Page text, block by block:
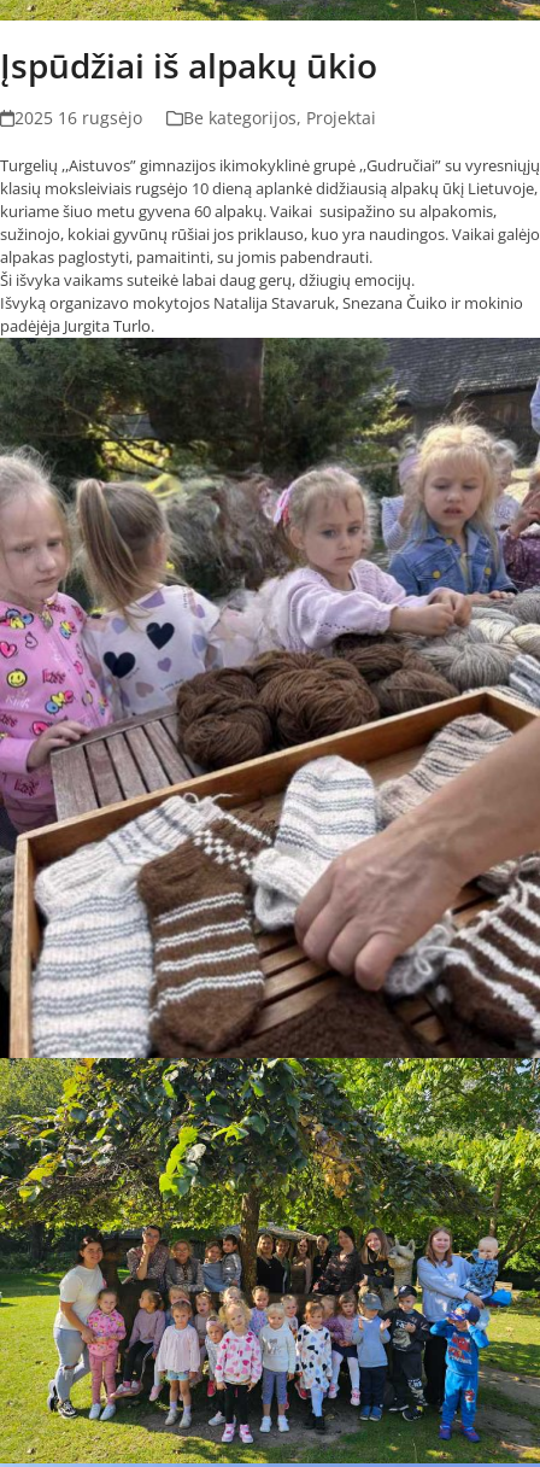
Įspūdžiai iš alpakų ūkio
2025 16 rugsėjo Be kategorijos, Projektai
Turgelių ,,Aistuvos” gimnazijos ikimokyklinė grupė ,,Gudručiai” su vyresniųjų
klasių moksleiviais rugsėjo 10 dieną aplankė didžiausią alpakų ūkį Lietuvoje,
kuriame šiuo metu gyvena 60 alpakų. Vaikai susipažino su alpakomis,
sužinojo, kokiai gyvūnų rūšiai jos priklauso, kuo yra naudingos. Vaikai galėjo
alpakas paglostyti, pamaitinti, su jomis pabendrauti.
Ši išvyka vaikams suteikė labai daug gerų, džiugių emocijų.
Išvyką organizavo mokytojos Natalija Stavaruk, Snezana Čuiko ir mokinio
padėjėja Jurgita Turlo.